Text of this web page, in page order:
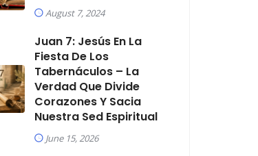
August 7, 2024
Juan 7: Jesús En La
Fiesta De Los
Tabernáculos – La
Verdad Que Divide
Corazones Y Sacia
Nuestra Sed Espiritual
June 15, 2026